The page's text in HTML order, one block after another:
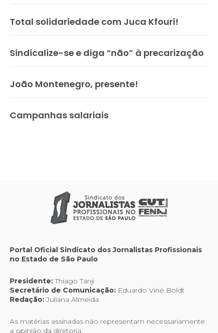
Total solidariedade com Juca Kfouri!
Sindicalize-se e diga “não” à precarização
João Montenegro, presente!
Campanhas salariais
Portal Oficial Sindicato dos Jornalistas Profissionais
no Estado de São Paulo
Presidente:Thiago Tanji
Secretário de Comunicação: Eduardo Viné Boldt
Redação:Juliana Almeida
As matérias assinadas não representam necessariamente
a opinião da diretoria.